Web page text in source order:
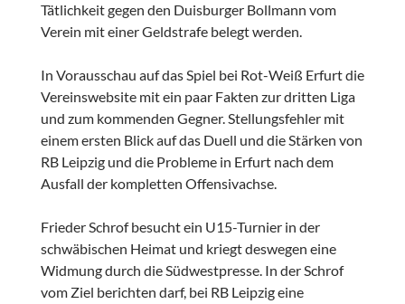
Tätlichkeit gegen den Duisburger Bollmann vom
Verein mit einer Geldstrafe belegt werden.
In Vorausschau auf das Spiel bei Rot-Weiß Erfurt die
Vereinswebsite mit ein paar Fakten zur dritten Liga
und zum kommenden Gegner. Stellungsfehler mit
einem ersten Blick auf das Duell und die Stärken von
RB Leipzig und die Probleme in Erfurt nach dem
Ausfall der kompletten Offensivachse.
Frieder Schrof besucht ein U15-Turnier in der
schwäbischen Heimat und kriegt deswegen eine
Widmung durch die Südwestpresse. In der Schrof
vom Ziel berichten darf, bei RB Leipzig eine